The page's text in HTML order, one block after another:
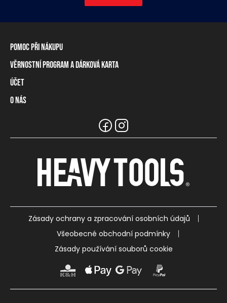
Pomoc při nákupu
Informace o dopravě
Způsoby platby
Tabulka rozměrů
Věrnostní program a dárková karta
Věrnostní program
Dárková karta
Účet
Přihlášení / Registrace
O nás
Zásady ochrany a zpracování osobních údajů
Všeobecné obchodní podmínky
Zásady používání souborů cookie